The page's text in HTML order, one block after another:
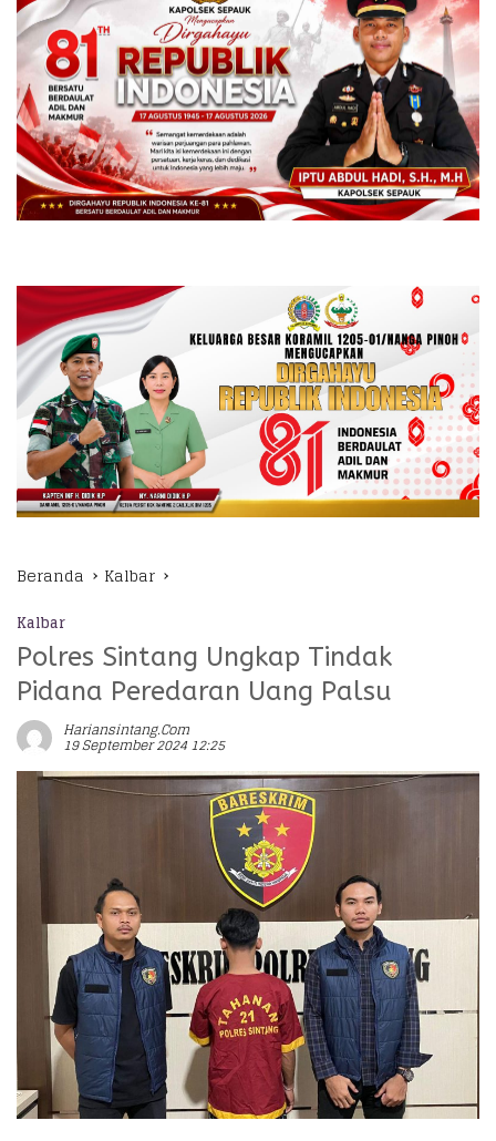
Beranda Kalbar
Kalbar
Polres Sintang Ungkap Tindak
Pidana Peredaran Uang Palsu
Hariansintang.com
19 September 2024 12:25